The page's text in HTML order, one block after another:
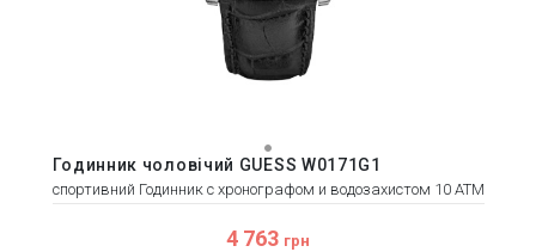
Годинник чоловічий GUESS W0171G1
спортивний Годинник с хронографом и водозахистом 10 АТМ
4 763 грн